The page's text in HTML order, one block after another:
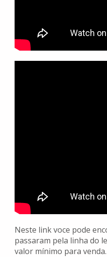
Neste link voce pode
passaram pela linha do
valor mínimo para venda.